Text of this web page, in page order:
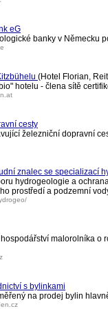
eG
banky v Německu
(Hotel Florian,
hotelu - člena sítě
cesty
železniční dopravní
znalec se specializací
hydrogeologie a
prostředí a podzemní
malorolníka o
s bylinkami
na prodej bylin